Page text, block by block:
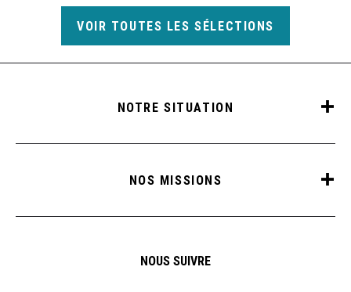
VOIR TOUTES LES SÉLECTIONS
NOTRE SITUATION
NOS MISSIONS
NOUS SUIVRE